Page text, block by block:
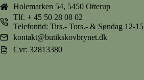
Holemarken 54, 5450 Otterup
Tlf. + 45 50 28 08 02
Telefontid: Tirs.- Tors.- & Søndag 12-15
kontakt@butikskovbrynet.dk
Cvr: 32813380